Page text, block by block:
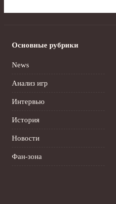
Основные рубрики
News
Анализ игр
Интервью
История
Новости
Фан-зона